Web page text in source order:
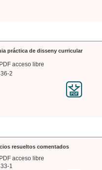
práctica de disseny curricular
acceso libre
2
resueltos comentados
acceso libre
1